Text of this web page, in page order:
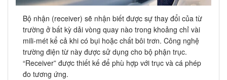
Bộ nhận (receiver) sẽ nhận biết được sự thay đổi của từ
trường ở bất kỳ dải vòng quay nào trong khoảng chỉ vài
mili-mét kể cả khi có bụi hoặc chất bôi trơn. Công nghệ
trường điện từ này được sử dụng cho bộ phận trục.
“Receiver” được thiết kế để phù hợp với trục và cá phép
đo tương ứng.